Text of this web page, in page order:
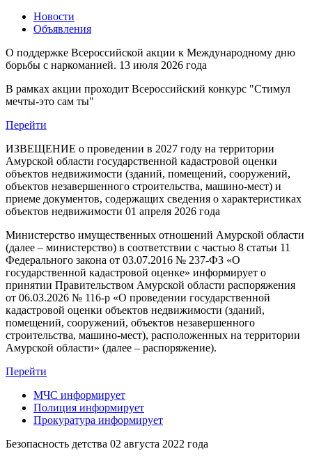
Новости
Объявления
О поддержке Всероссийской акции к Международному дню
борьбы с наркоманией. 13 июля 2026 года
В рамках акции проходит Всероссийский конкурс "Стимул
мечты-это сам ты"
Перейти
ИЗВЕЩЕНИЕ о проведении в 2027 году на территории
Амурской области государственной кадастровой оценки
объектов недвижимости (зданий, помещений, сооружений,
объектов незавершенного строительства, машино-мест) и
приеме документов, содержащих сведения о характеристиках
объектов недвижимости 01 апреля 2026 года
Министерство имущественных отношений Амурской области
(далее – министерство) в соответствии с частью 8 статьи 11
Федерального закона от 03.07.2016 № 237-ФЗ «О
государственной кадастровой оценке» информирует о
принятии Правительством Амурской области распоряжения
от 06.03.2026 № 116-р «О проведении государственной
кадастровой оценки объектов недвижимости (зданий,
помещений, сооружений, объектов незавершенного
строительства, машино-мест), расположенных на территории
Амурской области» (далее – распоряжение).
Перейти
МЧС информирует
Полиция информирует
Прокуратура информирует
Безопасность детства 02 августа 2022 года